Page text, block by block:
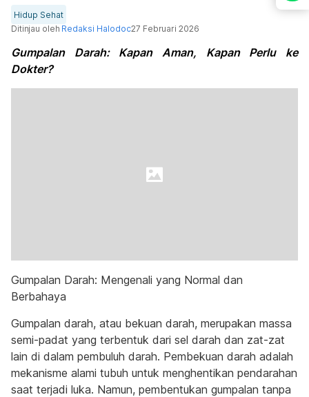
Hidup Sehat
Ditinjau oleh Redaksi Halodoc27 Februari 2026
Gumpalan Darah: Kapan Aman, Kapan Perlu ke
Dokter?
Gumpalan Darah: Mengenali yang Normal dan
Berbahaya
Gumpalan darah, atau bekuan darah, merupakan massa
semi-padat yang terbentuk dari sel darah dan zat-zat
lain di dalam pembuluh darah. Pembekuan darah adalah
mekanisme alami tubuh untuk menghentikan pendarahan
saat terjadi luka. Namun, pembentukan gumpalan tanpa